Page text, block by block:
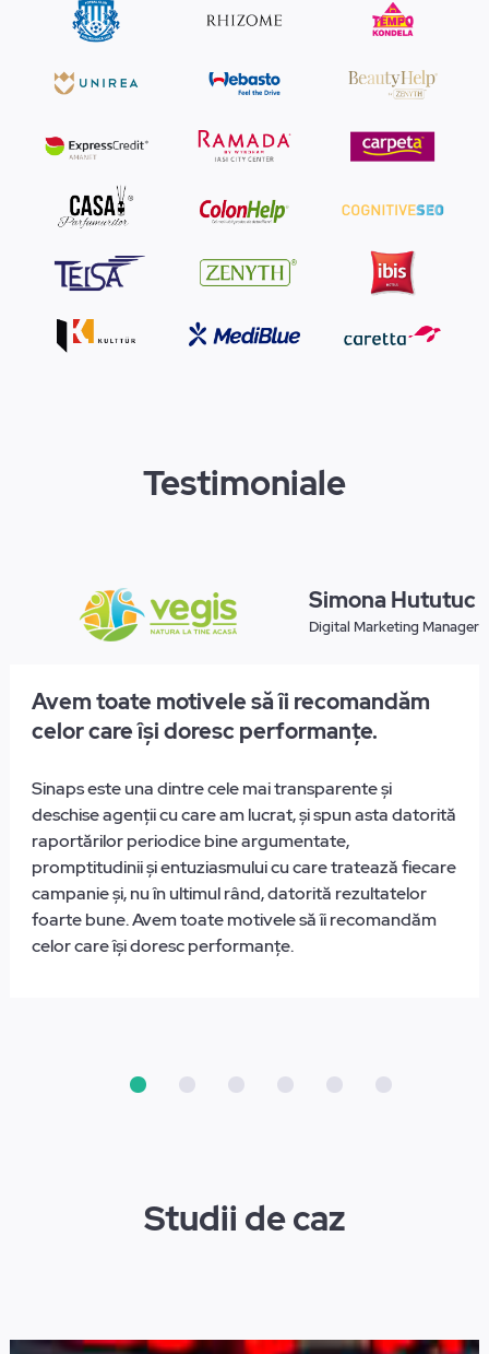
Testimoniale
Simona Hututuc
Digital Marketing Manager
Avem toate motivele să îi recomandăm
celor care își doresc performanțe.
Sinaps este una dintre cele mai transparente și
deschise agenții cu care am lucrat, și spun asta datorită
raportărilor periodice bine argumentate,
promptitudinii și entuziasmului cu care tratează fiecare
campanie și, nu în ultimul rând, datorită rezultatelor
foarte bune. Avem toate motivele să îi recomandăm
celor care își doresc performanțe.
Studii de caz